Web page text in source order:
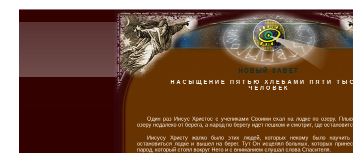
НОВЫЙ ЗАВЕТ
НАСЫЩЕНИЕ ПЯТЬЮ ХЛЕБАМИ ПЯТИ
ЧЕЛОВЕК
Один раз Иисус Христос с учениками Своими ехал на лодке по озеру.
озеру недалеко от берега, а народ по берегу идет пешком и смотрит, где
Иисусу Христу жалко было этих людей, которых некому было
остановиться лодке и вышел на берег. Тут Он исцелял больных, которых
парод, который стоял вокруг Него и с вниманием слушал слова Спасителя.